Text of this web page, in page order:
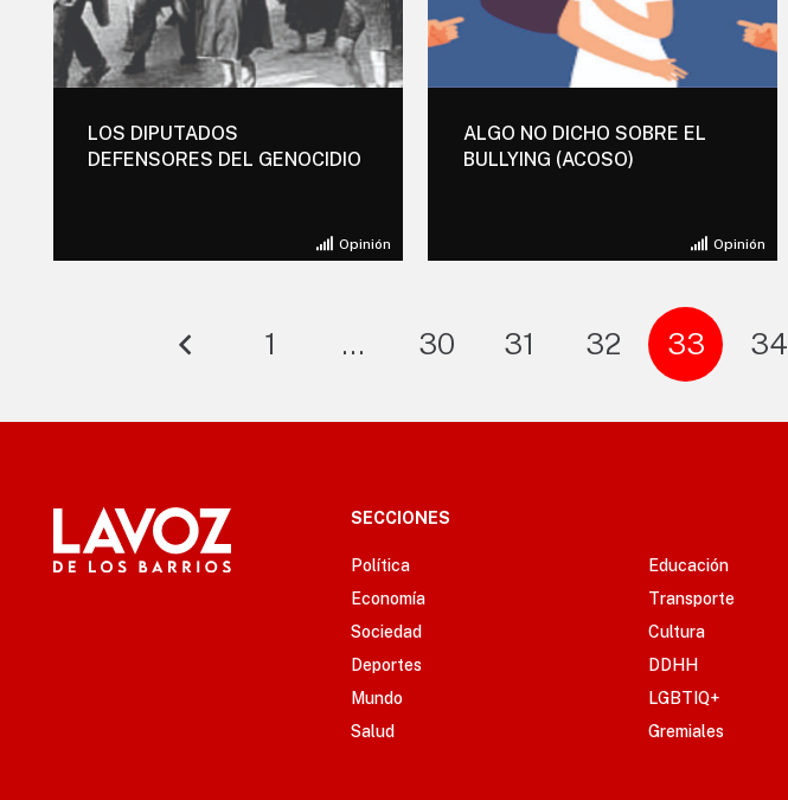
Opinión
LOS DIPUTADOS
DEFENSORES DEL GENOCIDIO
Opinión
ALGO NO DICHO SOBRE EL
BULLYING (ACOSO)
1 … 30 31 32 33 34
SECCIONES
Política
Economía
Sociedad
Deportes
Mundo
Salud
Educación
Transporte
Cultura
DDHH
LGBTIQ+
Gremiales